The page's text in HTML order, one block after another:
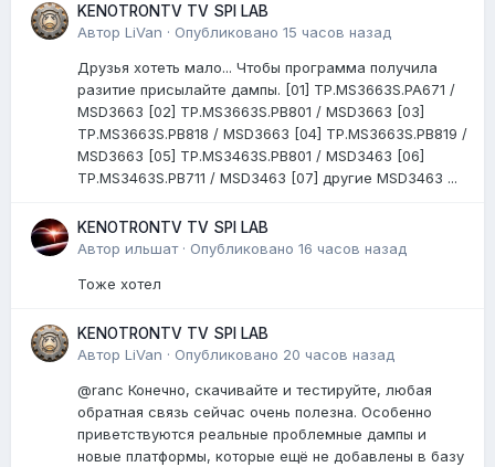
KENOTRONTV TV SPI LAB
Автор LiVan · Опубликовано 15 часов назад
Друзья хотеть мало... Чтобы программа получила
разитие присылайте дампы. [01] TP.MS3663S.PA671 /
MSD3663 [02] TP.MS3663S.PB801 / MSD3663 [03]
TP.MS3663S.PB818 / MSD3663 [04] TP.MS3663S.PB819 /
MSD3663 [05] TP.MS3463S.PB801 / MSD3463 [06]
TP.MS3463S.PB711 / MSD3463 [07] другие MSD3463 ...
KENOTRONTV TV SPI LAB
Автор ильшат· Опубликовано 16 часов назад
Тоже хотел
KENOTRONTV TV SPI LAB
Автор LiVan · Опубликовано 20 часов назад
@ranc Конечно, скачивайте и тестируйте, любая
обратная связь сейчас очень полезна. Особенно
приветствуются реальные проблемные дампы и
новые платформы, которые ещё не добавлены в базу